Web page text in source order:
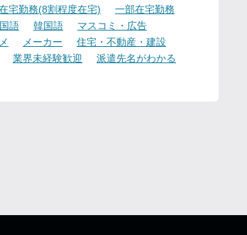
宅勤務(8割程度在宅)
一部在宅勤務
語 韓国語
マスコミ・広告
メーカー
住宅・不動産・建設
業界未経験歓迎
派遣先名がわかる